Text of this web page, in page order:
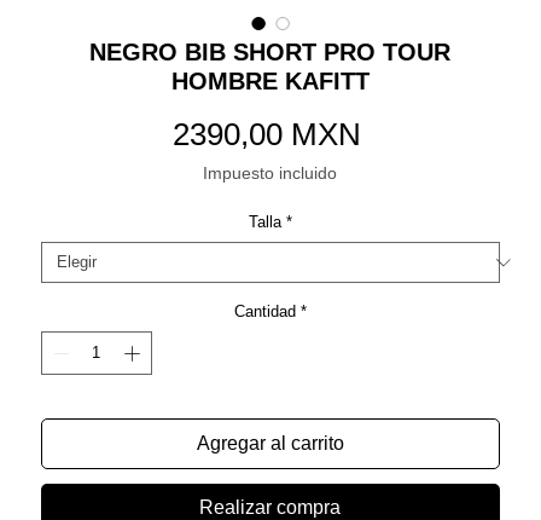
NEGRO BIB SHORT PRO TOUR
HOMBRE KAFITT
2390,00 MXN
Impuesto incluido
Talla *
Cantidad *
Agregar al carrito
Realizar compra